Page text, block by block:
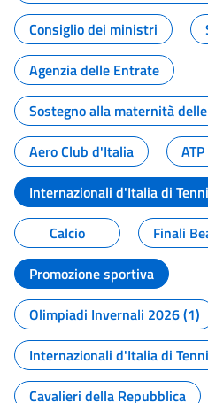
Consiglio dei ministri
Agenzia delle Entrate
Sostegno alla maternità
Aero Club d'Italia
Internazionali d'Italia di
Calcio
Finali
Promozione sportiva
Olimpiadi Invernali 2026 (1)
Internazionali d'Italia di
Cavalieri della Repubblica